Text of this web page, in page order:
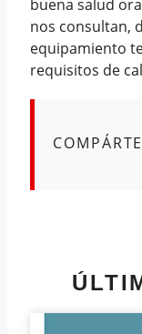
buena salud
nos consultan,
equipamiento
requisitos de